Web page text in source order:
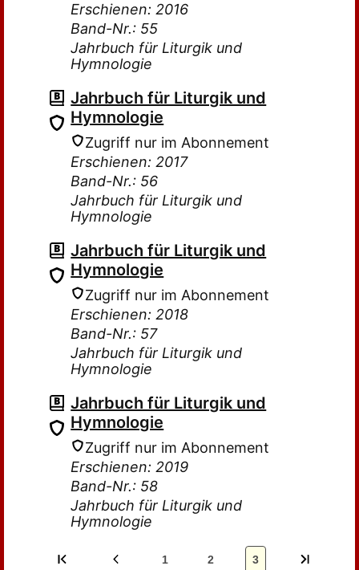
Erschienen: 2016
Band-Nr.: 55
Jahrbuch für Liturgik und
Hymnologie
Jahrbuch für Liturgik und
Hymnologie
Zugriff nur im Abonnement
Erschienen: 2017
Band-Nr.: 56
Jahrbuch für Liturgik und
Hymnologie
Jahrbuch für Liturgik und
Hymnologie
Zugriff nur im Abonnement
Erschienen: 2018
Band-Nr.: 57
Jahrbuch für Liturgik und
Hymnologie
Jahrbuch für Liturgik und
Hymnologie
Zugriff nur im Abonnement
Erschienen: 2019
Band-Nr.: 58
Jahrbuch für Liturgik und
Hymnologie
1 2 3